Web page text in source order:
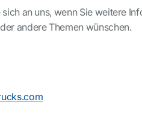
an uns, wenn Sie weitere
andere Themen wünschen.